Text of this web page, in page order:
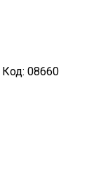
Код: 08660